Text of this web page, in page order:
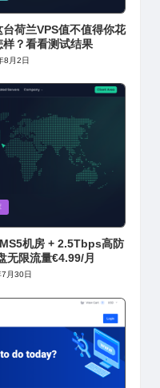
荷兰VPS值不值得你花
？看看测试结果
8月2日
机房 + 2.5Tbps高防
无限流量€4.99/月
月30日